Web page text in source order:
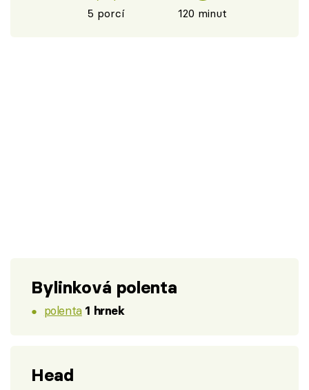
5 porcí 120 minut
Bylinková polenta
polenta 1 hrnek
Head